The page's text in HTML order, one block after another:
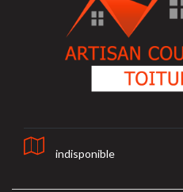
indisponible